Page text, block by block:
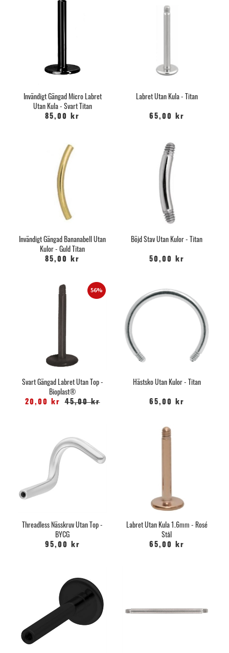
Invändigt Gängad Micro Labret
Utan Kula - Svart Titan
85,00 kr
Labret Utan Kula - Titan
65,00 kr
Invändigt Gängad Bananabell Utan
Kulor - Guld Titan
85,00 kr
Böjd Stav Utan Kulor - Titan
50,00 kr
56%
Svart Gängad Labret Utan Top -
Bioplast®
20,00 kr 45,00 kr
Hästsko Utan Kulor - Titan
65,00 kr
Threadless Nässkruv Utan Top -
BYCG
95,00 kr
Labret Utan Kula 1.6mm - Rosé
Stål
65,00 kr